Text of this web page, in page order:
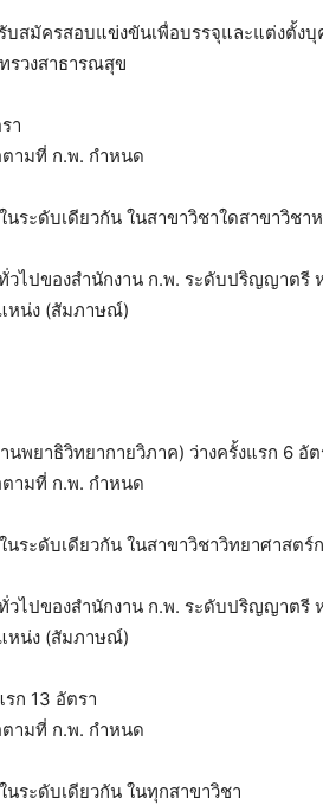
บสมัครสอบแข่งขันเพื่อบรรจุและแต่งตั้งบุ
รวงสาธารณสุข
า
ตามที่ ก.พ. กำหนด
ะดับเดียวกัน ในสาขาวิชาใดสาขาวิชา
ไปของสำนักงาน ก.พ. ระดับปริญญาตรี
หน่ง (สัมภาษณ์)
พยาธิวิทยากายวิภาค) ว่างครั้งแรก 6 อัต
ตามที่ ก.พ. กำหนด
ะดับเดียวกัน ในสาขาวิชาวิทยาศาสตร์
ไปของสำนักงาน ก.พ. ระดับปริญญาตรี
หน่ง (สัมภาษณ์)
ก 13 อัตรา
ตามที่ ก.พ. กำหนด
ระดับเดียวกัน ในทุกสาขาวิชา